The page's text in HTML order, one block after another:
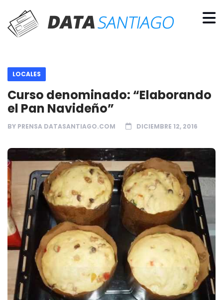
LOCALES
Curso denominado: “Elaborando
el Pan Navideño”
BY PRENSA DATASANTIAGO.COM DICIEMBRE 12, 2016